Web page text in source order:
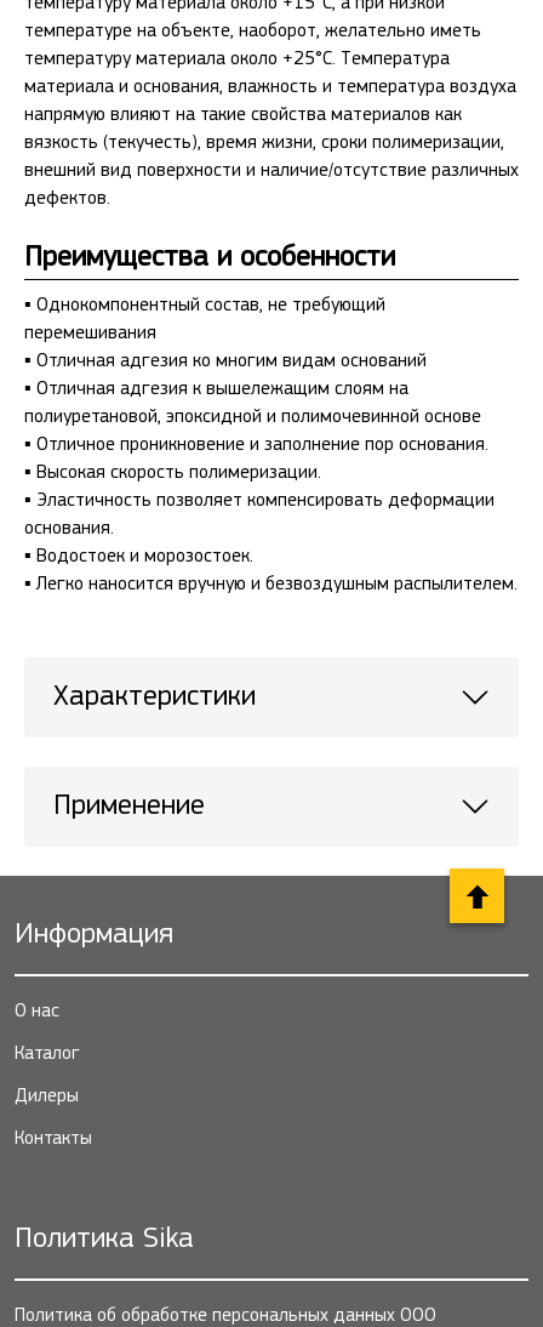
температуре на объекте, наоборот, желательно иметь
температуру материала около +25°С. Температура
материала и основания, влажность и температура воздуха
напрямую влияют на такие свойства материалов как
вязкость (текучесть), время жизни, сроки полимеризации,
внешний вид поверхности и наличие/отсутствие различных
дефектов.
Преимущества и особенности
▪ Однокомпонентный состав, не требующий
перемешивания
▪ Отличная адгезия ко многим видам оснований
▪ Отличная адгезия к вышележащим слоям на
полиуретановой, эпоксидной и полимочевинной основе
▪ Отличное проникновение и заполнение пор основания.
▪ Высокая скорость полимеризации.
▪ Эластичность позволяет компенсировать деформации
основания.
▪ Водостоек и морозостоек.
▪ Легко наносится вручную и безвоздушным распылителем.
Характеристики
Применение
Информация
О нас
Каталог
Дилеры
Контакты
Политика Sika
Политика об обработке персональных данных ООО